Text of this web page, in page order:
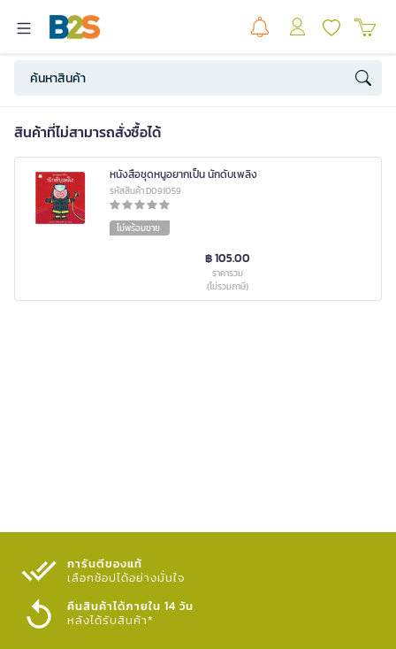
สินค้าที่ไม่สามารถสั่งซื้อได้
หนังสือชุดหนูอยากเป็น นักดับเพลิง
รหัสสินค้า D091059
ไม่พร้อมขาย
฿ 105.00
ราคารวม
(ไม่รวมภาษี)
การันตีของแท้
เลือกช้อปได้อย่างมั่นใจ​
คืนสินค้าได้ภายใน 14 วัน
หลังได้รับสินค้า*